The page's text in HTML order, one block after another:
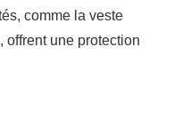
comme la veste
offrent une protection